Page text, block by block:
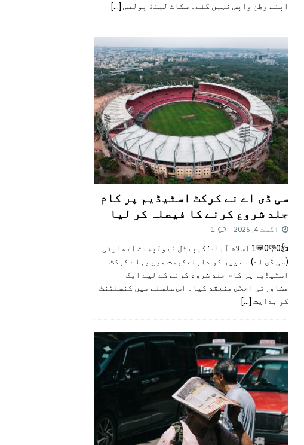
اپنے وطن واپس نہیں گئے۔ سکاٹ لینڈ پولیس [...]
سی ڈی اے نے کرکٹ اسٹیڈیم پر کام
جلد شروع کرنے کا فیصلہ کر لیا
اگست 4, 2026 1
👍0👎0💬1 اسلام آباد: کیپیٹل ڈیولپمنٹ اتھارٹی
(سی ڈی اے) نے پیر کو دارلحکومت میں پہلے کرکٹ
اسٹیڈیم پر کام جلد شروع کرنے کے لیے ایک
مشاورتی اجلاس منعقد کیا۔ اس سلسلے میں کنسلٹنٹ
کو ہدایت [...]